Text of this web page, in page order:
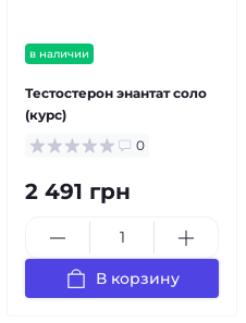
в наличии
Тестостерон энантат соло
(курс)
0
2 491 грн
В корзину